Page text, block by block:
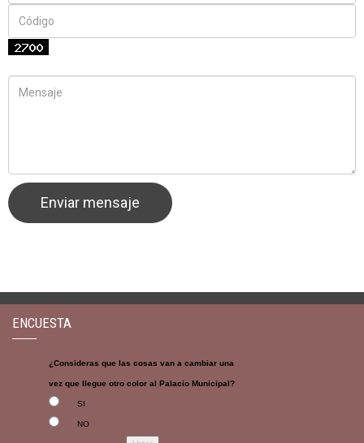
ENCUESTA
¿Consideras que las cosas van a cambiar una
vez que llegue otro color al Palacio Municipal?
SI
NO